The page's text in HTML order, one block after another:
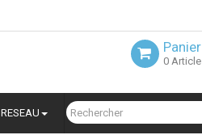
Panier
0 Article
RESEAU